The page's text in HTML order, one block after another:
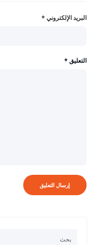
البريد الإلكتروني *
التعليق *